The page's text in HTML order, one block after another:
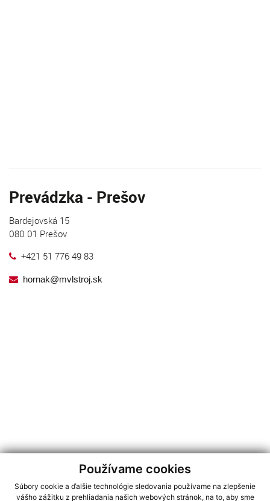
Používame cookies
Súbory cookie a ďalšie technológie sledovania používame na zlepšenie
vášho zážitku z prehliadania našich webových stránok, na to, aby sme
Prevádzka - Prešov
Bardejovská 15
080 01 Prešov
+421 51 776 49 83
hornak@mvlstroj.sk